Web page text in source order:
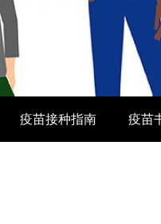
疫苗接种指南 疫苗